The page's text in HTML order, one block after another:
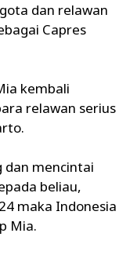
dan relawan
Capres
kembali
relawan serius
dan mencintai
beliau,
maka Indonesia
Mia.